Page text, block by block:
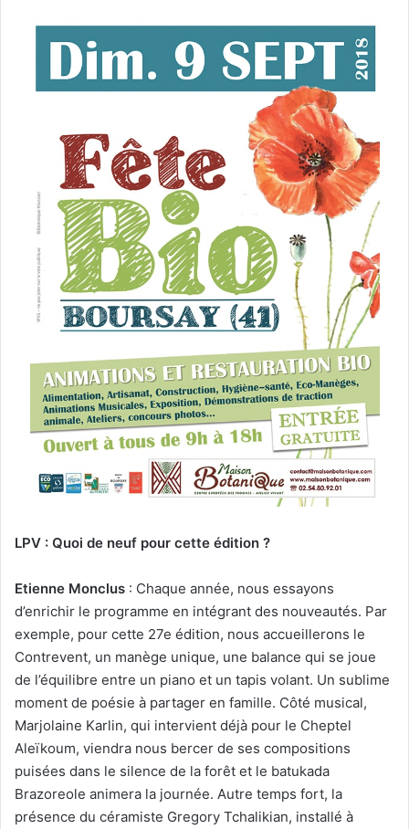
LPV : Quoi de neuf pour cette édition ?
Etienne Monclus : Chaque année, nous essayons
d’enrichir le programme en intégrant des nouveautés. Par
exemple, pour cette 27e édition, nous accueillerons le
Contrevent, un manège unique, une balance qui se joue
de l’équilibre entre un piano et un tapis volant. Un sublime
moment de poésie à partager en famille. Côté musical,
Marjolaine Karlin, qui intervient déjà pour le Cheptel
Aleïkoum, viendra nous bercer de ses compositions
puisées dans le silence de la forêt et le batukada
Brazoreole animera la journée. Autre temps fort, la
présence du céramiste Gregory Tchalikian, installé à